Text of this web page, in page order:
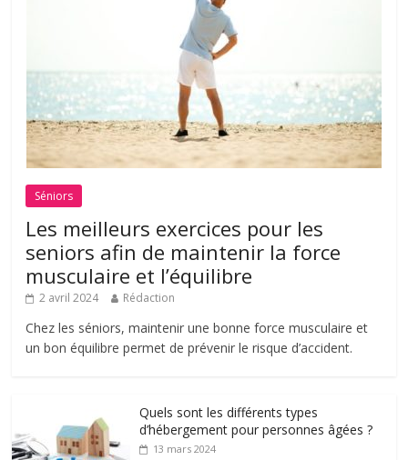
Séniors
Les meilleurs exercices pour les
seniors afin de maintenir la force
musculaire et l’équilibre
2 avril 2024 Rédaction
Chez les séniors, maintenir une bonne force musculaire et
un bon équilibre permet de prévenir le risque d’accident.
Quels sont les différents types
d’hébergement pour personnes âgées ?
13 mars 2024